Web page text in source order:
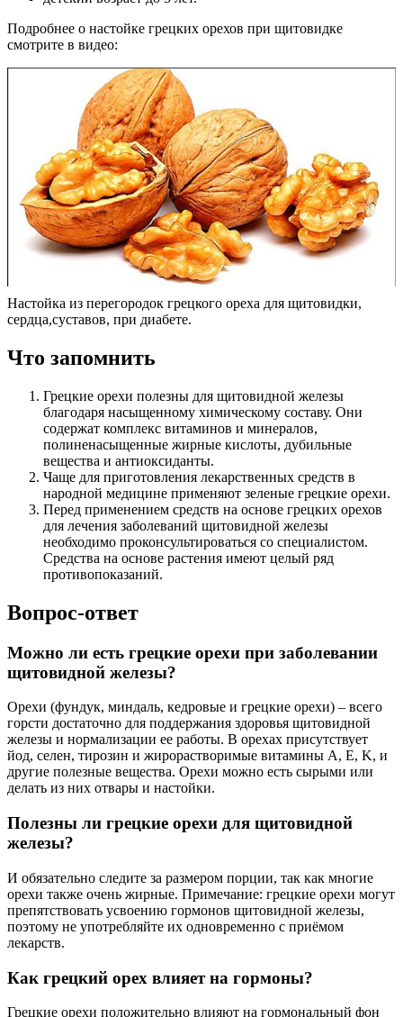
Подробнее о настойке грецких орехов при щитовидке
смотрите в видео:
Настойка из перегородок грецкого ореха для щитовидки,
сердца,суставов, при диабете.
Что запомнить
Грецкие орехи полезны для щитовидной железы
благодаря насыщенному химическому составу. Они
содержат комплекс витаминов и минералов,
полиненасыщенные жирные кислоты, дубильные
вещества и антиоксиданты.
Чаще для приготовления лекарственных средств в
народной медицине применяют зеленые грецкие орехи.
Перед применением средств на основе грецких орехов
для лечения заболеваний щитовидной железы
необходимо проконсультироваться со специалистом.
Средства на основе растения имеют целый ряд
противопоказаний.
Вопрос-ответ
Можно ли есть грецкие орехи при заболевании
щитовидной железы?
Орехи (фундук, миндаль, кедровые и грецкие орехи) – всего
горсти достаточно для поддержания здоровья щитовидной
железы и нормализации ее работы. В орехах присутствует
йод, селен, тирозин и жирорастворимые витамины A, E, K, и
другие полезные вещества. Орехи можно есть сырыми или
делать из них отвары и настойки.
Полезны ли грецкие орехи для щитовидной
железы?
И обязательно следите за размером порции, так как многие
орехи также очень жирные. Примечание: грецкие орехи могут
препятствовать усвоению гормонов щитовидной железы,
поэтому не употребляйте их одновременно с приёмом
лекарств.
Как грецкий орех влияет на гормоны?
Грецкие орехи положительно влияют на гормональный фон